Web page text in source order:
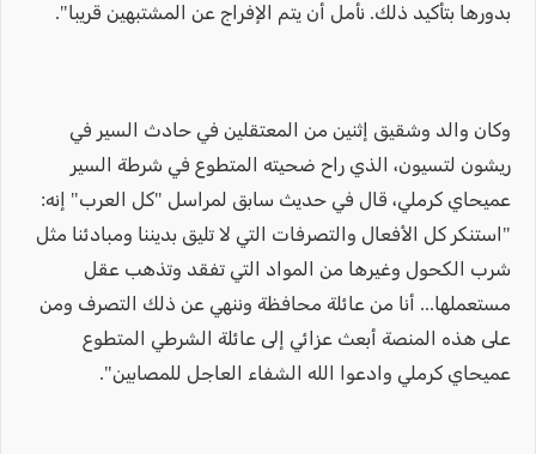
بدورها بتأكيد ذلك. نأمل أن يتم الإفراج عن المشتبهين قريبا".
وكان والد وشقيق إثنين من المعتقلين في حادث السير في
ريشون لتسيون، الذي راح ضحيته المتطوع في شرطة السير
عميحاي كرملي، قال في حديث سابق لمراسل "كل العرب" إنه:
"استنكر كل الأفعال والتصرفات التي لا تليق بديننا ومبادئنا مثل
شرب الكحول وغيرها من المواد التي تفقد وتذهب عقل
مستعملها... أنا من عائلة محافظة وننهي عن ذلك التصرف ومن
على هذه المنصة أبعث عزائي إلى عائلة الشرطي المتطوع
عميحاي كرملي وادعوا الله الشفاء العاجل للمصابين".